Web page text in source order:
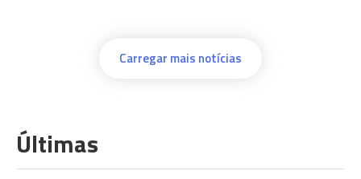
Carregar mais notícias
Últimas